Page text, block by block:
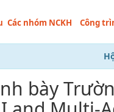
Các nhóm NCKH Công
bày